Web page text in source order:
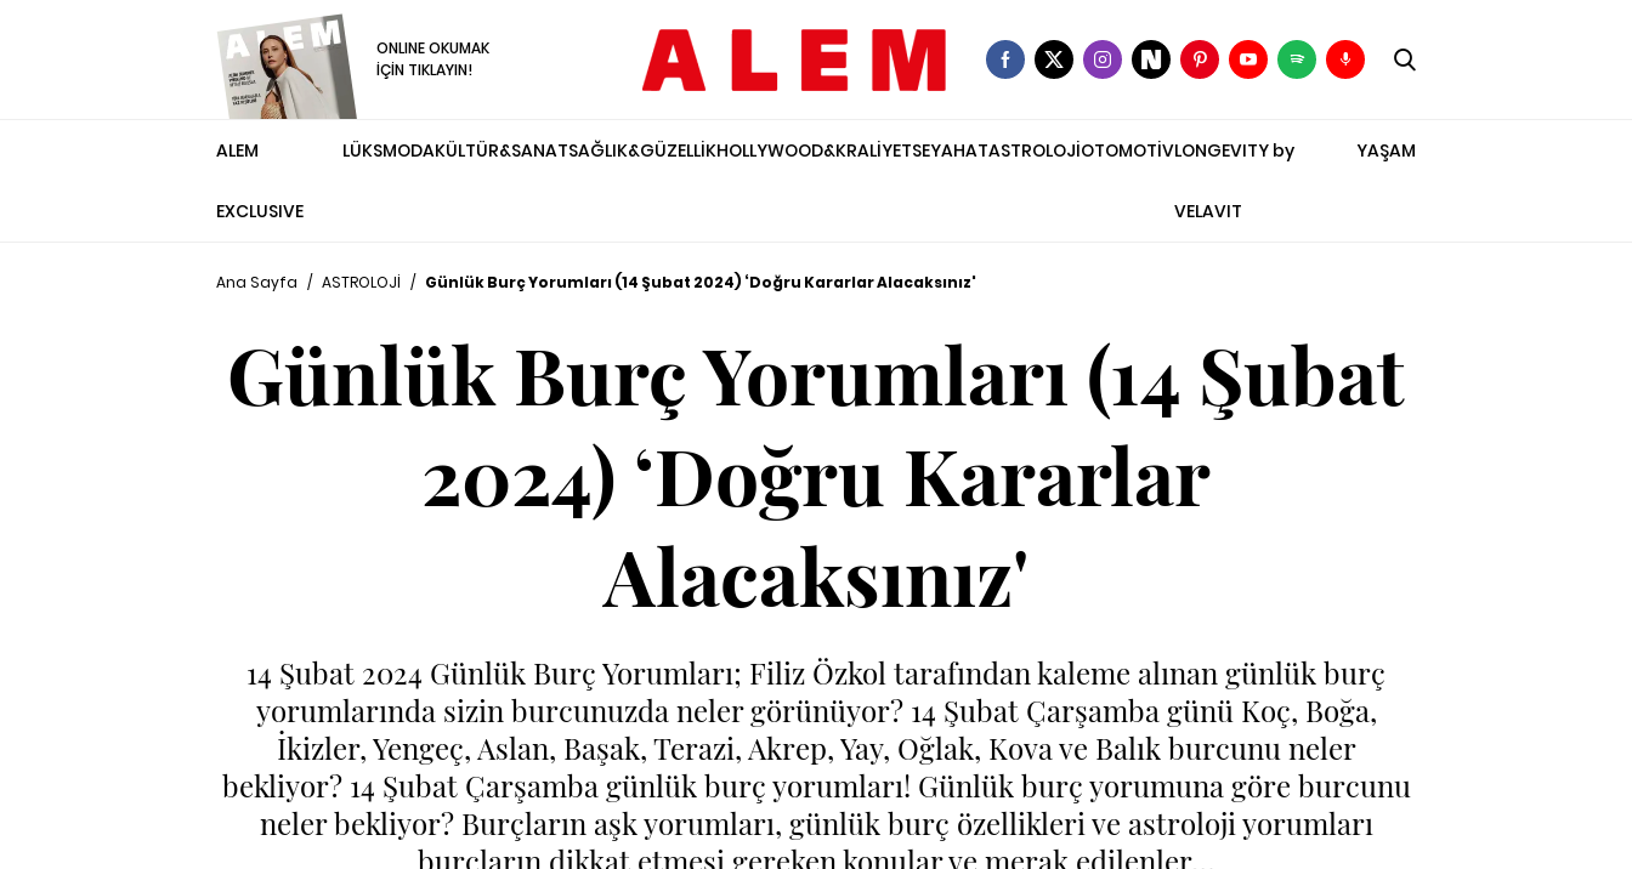
ONLINE OKUMAK
İÇİN TIKLAYIN!
ALEM
EXCLUSIVE
LÜKSMODAKÜLTÜR&SANATSAĞLIK&GÜZELLİKHOLLYWOOD&KRALİYETSEYAHATASTROLOJİOTOMOTİVLONGEVITY by
VELAVIT
YAŞAM
Ana Sayfa / ASTROLOJİ / Günlük Burç Yorumları (14 Şubat 2024) ‘Doğru Kararlar Alacaksınız'
Günlük Burç Yorumları (14 Şubat
2024) ‘Doğru Kararlar
Alacaksınız'
14 Şubat 2024 Günlük Burç Yorumları; Filiz Özkol tarafından kaleme alınan günlük burç
yorumlarında sizin burcunuzda neler görünüyor? 14 Şubat Çarşamba günü Koç, Boğa,
İkizler, Yengeç, Aslan, Başak, Terazi, Akrep, Yay, Oğlak, Kova ve Balık burcunu neler
bekliyor? 14 Şubat Çarşamba günlük burç yorumları! Günlük burç yorumuna göre burcunu
neler bekliyor? Burçların aşk yorumları, günlük burç özellikleri ve astroloji yorumları
burçların dikkat etmesi gereken konular ve merak edilenler…